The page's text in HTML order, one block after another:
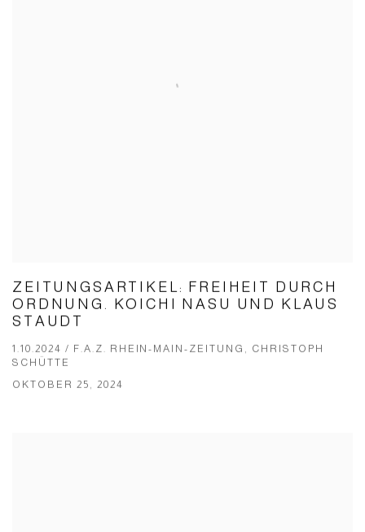
ZEITUNGSARTIKEL: FREIHEIT DURCH
ORDNUNG. KOICHI NASU UND KLAUS
STAUDT
1.10.2024 / F.A.Z. RHEIN-MAIN-ZEITUNG, CHRIS­TOPH
SCHÜT­TE
OKTOBER 25, 2024